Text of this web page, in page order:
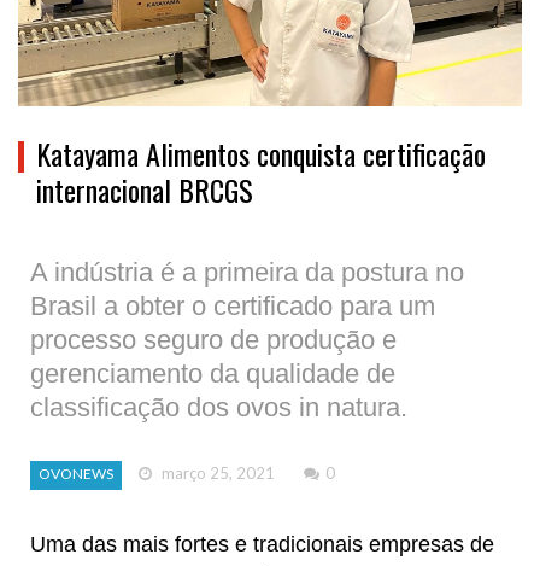
Katayama Alimentos conquista certificação
internacional BRCGS
A indústria é a primeira da postura no
Brasil a obter o certificado para um
processo seguro de produção e
gerenciamento da qualidade de
classificação dos ovos in natura.
OVONEWS março 25, 2021 0
Uma das mais fortes e tradicionais empresas de